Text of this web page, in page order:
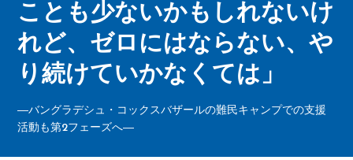
ことも少ないかもしれないけ
れど、ゼロにはならない、や
り続けていかなくては」
―バングラデシュ・コックスバザールの難民キャンプでの支援
活動も第2フェーズへ―